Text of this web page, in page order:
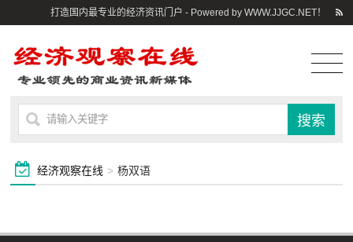
打造国内最专业的经济资讯门户 - Powered by WWW.JJGC.NET！
经济观察在线 > 杨双语